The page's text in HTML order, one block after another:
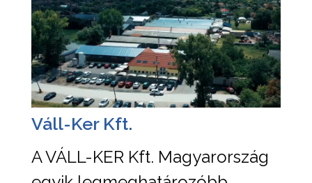
Váll-Ker Kft.
A VÁLL-KER Kft. Magyarország